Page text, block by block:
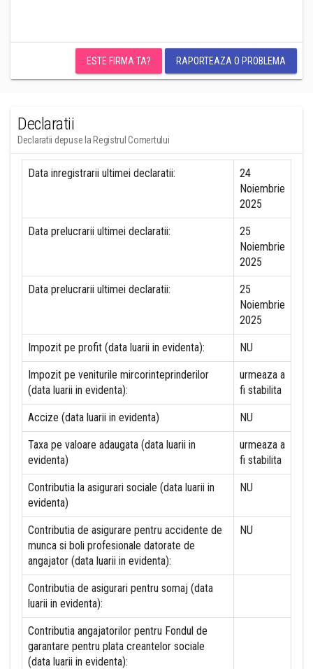
ESTE FIRMA TA? RAPORTEAZA O PROBLEMA
Declaratii
Declaratii depuse la Registrul Comertului
Data inregistrarii ultimei declaratii:
24
Noiembrie
2025
Data prelucrarii ultimei declaratii:
25
Noiembrie
2025
Data prelucrarii ultimei declaratii:
25
Noiembrie
2025
Impozit pe profit (data luarii in evidenta): NU
Impozit pe veniturile mircorinteprinderilor
(data luarii in evidenta):
urmeaza a
fi stabilita
Accize (data luarii in evidenta) NU
Taxa pe valoare adaugata (data luarii in
evidenta)
urmeaza a
fi stabilita
Contributia la asigurari sociale (data luarii in
evidenta)
NU
Contributia de asigurare pentru accidente de
munca si boli profesionale datorate de
angajator (data luarii in evidenta):
NU
Contributia de asigurari pentru somaj (data
luarii in evidenta):
Contributia angajatorilor pentru Fondul de
garantare pentru plata creantelor sociale
(data luarii in evidenta):